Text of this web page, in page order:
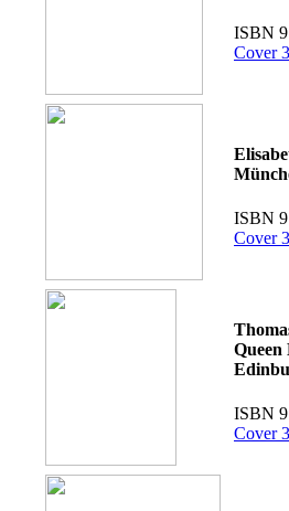
ISBN
Cover
ISBN
Cover
ISBN
Cover